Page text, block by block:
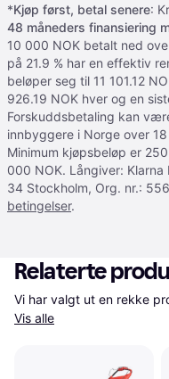
*Kjøp først, betal senere:
48 måneders finansiering
10 000 NOK betalt ned
på 21.9 % har en effektiv
beløper seg til 11 101.12
926.19 NOK hver og en
Forskuddsbetaling kan
innbyggere i Norge over
Minimum kjøpsbeløp er
000 NOK. Långiver: Klarna
34 Stockholm, Org. nr.:
betingelser.
Relaterte
Vis alle